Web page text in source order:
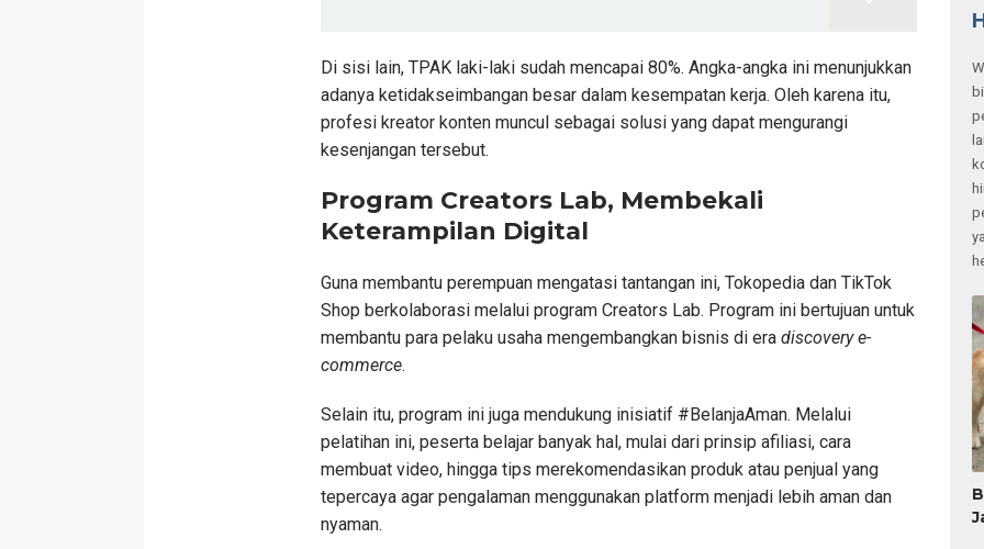
Di sisi lain, TPAK laki-laki sudah mencapai 80%. Angka-angka ini menunjukkan
adanya ketidakseimbangan besar dalam kesempatan kerja. Oleh karena itu,
profesi kreator konten muncul sebagai solusi yang dapat mengurangi
kesenjangan tersebut.
Program Creators Lab, Membekali
Keterampilan Digital
Guna membantu perempuan mengatasi tantangan ini, Tokopedia dan TikTok
Shop berkolaborasi melalui program Creators Lab. Program ini bertujuan untuk
membantu para pelaku usaha mengembangkan bisnis di era discovery e-
commerce.
Selain itu, program ini juga mendukung inisiatif #BelanjaAman. Melalui
pelatihan ini, peserta belajar banyak hal, mulai dari prinsip afiliasi, cara
membuat video, hingga tips merekomendasikan produk atau penjual yang
tepercaya agar pengalaman menggunakan platform menjadi lebih aman dan
nyaman.